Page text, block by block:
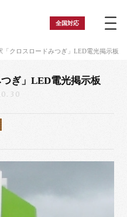
全国対応
「クロスロードみつぎ」LED電光掲示板
ぎ」LED電光掲示板